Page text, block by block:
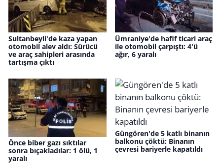
Sultanbeyli'de kaza yapan
otomobil alev aldı: Sürücü
ve araç sahipleri arasında
tartışma çıktı
Ümraniye'de hafif ticari araç
ile otomobil çarpıştı: 4'ü
ağır, 6 yaralı
Önce biber gazı sıktılar
sonra bıçakladılar: 1 ölü, 1
yaralı
Güngören'de 5 katlı binanın
balkonu çöktü: Binanın
çevresi bariyerle kapatıldı